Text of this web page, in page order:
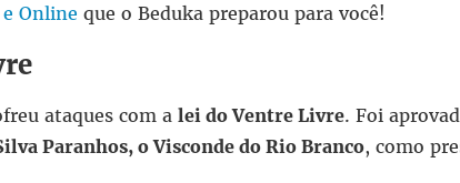
Online que o Beduka preparou para você!
ataques com a lei do Ventre Livre. Foi
Paranhos, o Visconde do Rio Branco, como